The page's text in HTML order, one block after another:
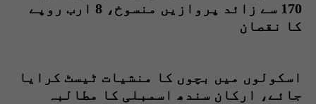
170 سے زائد پروازیں منسوخ، 8 ارب روپے
کا نقصان
اسکولوں میں بچوں کا منشیات ٹیسٹ کرایا
جائے، ارکان سندھ اسمبلی کا مطالبہ